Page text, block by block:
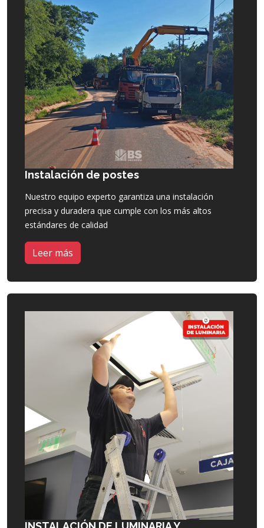
Instalación de postes
Nuestro equipo experto garantiza una instalación
precisa y duradera que cumple con los más altos
estándares de calidad
Leer más